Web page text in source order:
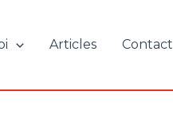
Articles Contact